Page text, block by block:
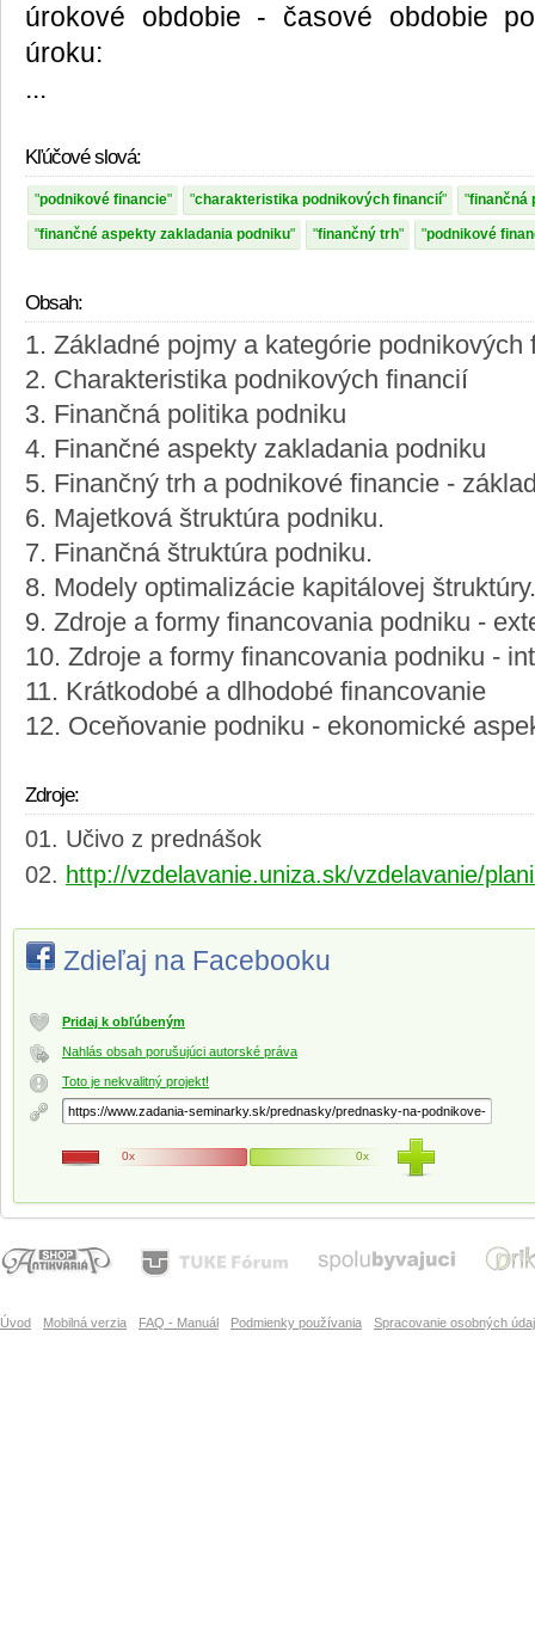
úrokové obdobie - časové obdobie
úroku:
...
Kľúčové slová:
podnikové financie charakteristika podnikových financií finančná
finančné aspekty zakladania podniku finančný trh podnikové
Obsah:
1. Základné pojmy a kategórie podnikových
2. Charakteristika podnikových financií
3. Finančná politika podniku
4. Finančné aspekty zakladania podniku
5. Finančný trh a podnikové financie -
6. Majetková štruktúra podniku.
7. Finančná štruktúra podniku.
8. Modely optimalizácie kapitálovej štruktúry.
9. Zdroje a formy financovania podniku -
10. Zdroje a formy financovania podniku -
11. Krátkodobé a dlhodobé financovanie
12. Oceňovanie podniku - ekonomické
Zdroje:
Učivo z prednášok
http://vzdelavanie.uniza.sk/vzdelavanie/
Zdieľaj na Facebooku
Pridaj k obľúbeným
Nahlás obsah porušujúci autorské práva
Toto je nekvalitný projekt!
0x 0x
Úvod Mobilná verzia FAQ - Manuál Podmienky používania Spracovanie osobných